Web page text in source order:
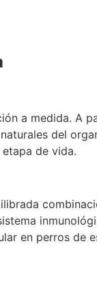
a medida. A
del
de vida.
en perros de